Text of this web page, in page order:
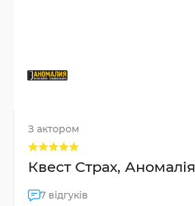
З актором
Квест Страх, Аномалія
7 відгуків